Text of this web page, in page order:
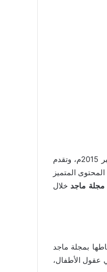
التابعة لشبكة أبوظبي للإعلام بدأت القناة بثها في شهر سبتمبر 2015م، وتقدم
المتميز
مجلة ماجد خلال
بمجلة ماجد
عقول الأطفال،